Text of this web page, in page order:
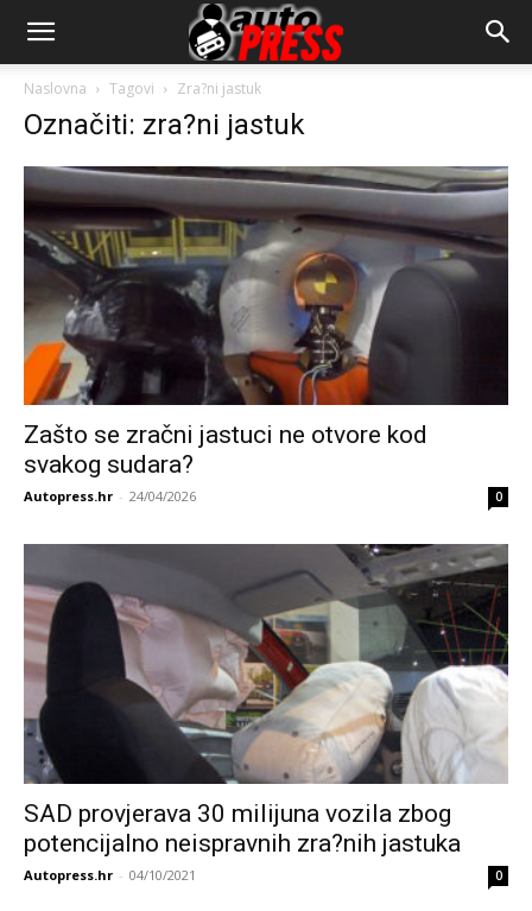
AutopressHR
Naslovna Tagovi Zra?ni jastuk
Označiti: zra?ni jastuk
Zašto se zračni jastuci ne otvore kod
svakog sudara?
Autopress.hr - 24/04/2026 0
SAD provjerava 30 milijuna vozila zbog
potencijalno neispravnih zra?nih jastuka
Autopress.hr - 04/10/2021 0